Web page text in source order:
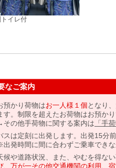
イレ付
なご案内
預かり荷物はお一人様１個となり
す。制限を超えたお荷物はお預かり
その他手荷物に関する案内は 「手
スは定刻に出発します。出発15分
出発時間に間に合わずご乗車でき
候や道路状況、また、やむを得な
、万が一その他交通機関の利用、